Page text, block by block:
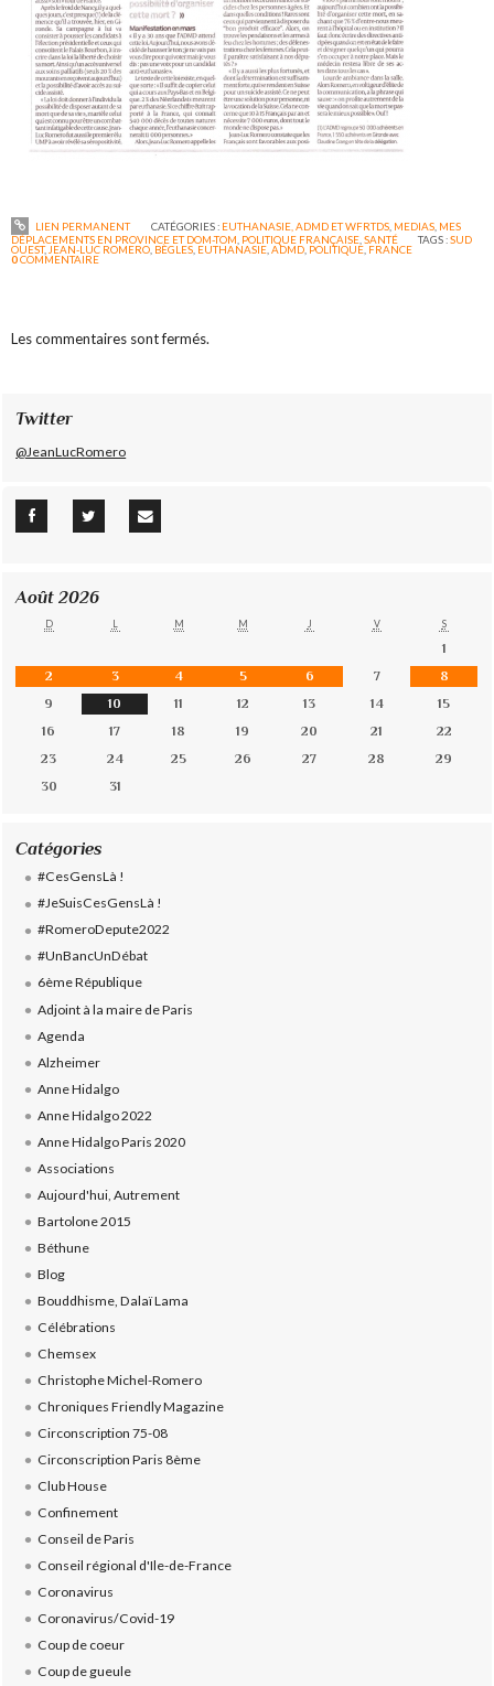
LIEN PERMANENT CATÉGORIES : EUTHANASIE, ADMD ET WFRTDS, MEDIAS, MES
DÉPLACEMENTS EN PROVINCE ET DOM-TOM POLITIQUE FRANÇAISE ,SANTÉ TAGS :SUD
OUEST, JEAN-LUC ROMERO BÈGLES EUTHANASIE ,ADMD POLITIQUE FRANCE
0COMMENTAIRE
Les commentaires sont fermés.
Twitter
@JeanLucRomero
Août 2026
D L M M J V S
1
2
3 4 5 6 7
8
9
10 11 12 13 14
15
16
17 18 19 20 21
22
23
24 25 26 27 28
29
30
31
Catégories
#CesGensLà !
#JeSuisCesGensLà !
#RomeroDepute2022
#UnBancUnDébat
6ème République
Adjoint à la maire de Paris
Agenda
Alzheimer
Anne Hidalgo
Anne Hidalgo 2022
Anne Hidalgo Paris 2020
Associations
Aujourd'hui, Autrement
Bartolone 2015
Béthune
Blog
Bouddhisme, Dalaï Lama
Célébrations
Chemsex
Christophe Michel-Romero
Chroniques Friendly Magazine
Circonscription 75-08
Circonscription Paris 8ème
Club House
Confinement
Conseil de Paris
Conseil régional d'Ile-de-France
Coronavirus
Coronavirus/Covid-19
Coup de coeur
Coup de gueule